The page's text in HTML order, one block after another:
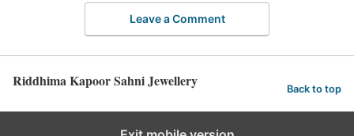
Leave a Comment
Riddhima Kapoor Sahni Jewellery Back to top